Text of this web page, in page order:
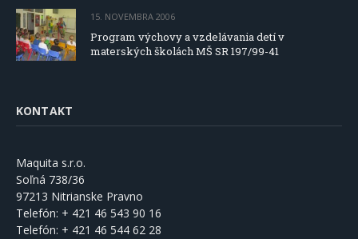
15. NOVEMBRA 2006
Program výchovy a vzdelávania detí v
materských školách MŠ SR 197/99-41
KONTAKT
Maquita s.r.o.
Soľná 738/36
97213 Nitrianske Pravno
Telefón: + 421 46 543 90 16
Telefón: + 421 46 544 62 28